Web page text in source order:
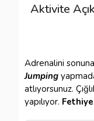
Aktivite
Adrenalini
Jumping
atlıyorsunuz.
yapılıyor.